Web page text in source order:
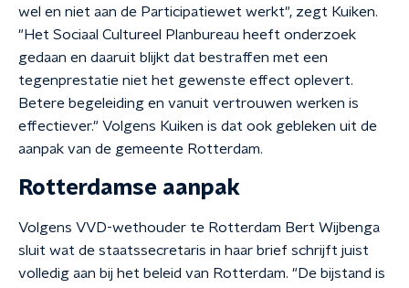
wel en niet aan de Participatiewet werkt", zegt Kuiken.
"Het Sociaal Cultureel Planbureau heeft onderzoek
gedaan en daaruit blijkt dat bestraffen met een
tegenprestatie niet het gewenste effect oplevert.
Betere begeleiding en vanuit vertrouwen werken is
effectiever." Volgens Kuiken is dat ook gebleken uit de
aanpak van de gemeente Rotterdam.
Rotterdamse aanpak
Volgens VVD-wethouder te Rotterdam Bert Wijbenga
sluit wat de staatssecretaris in haar brief schrijft juist
volledig aan bij het beleid van Rotterdam. "De bijstand is